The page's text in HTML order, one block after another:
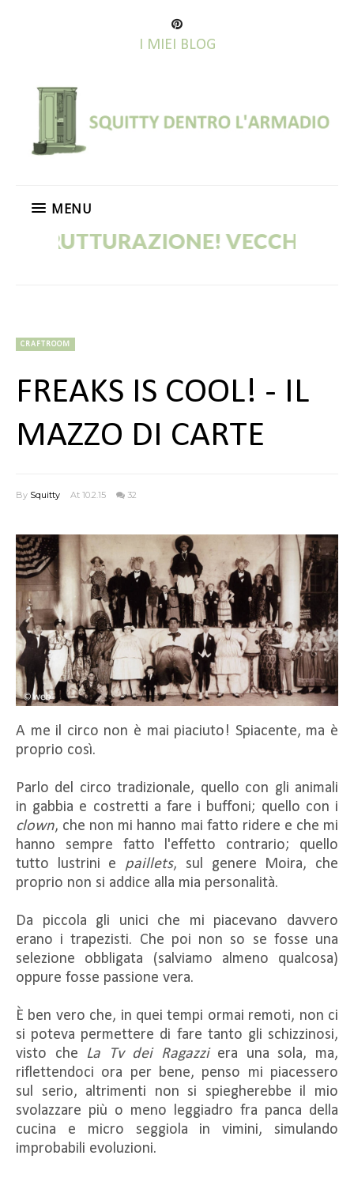
I MIEI BLOG
MENU
VECCHI POST IN
CRAFTROOM
FREAKS IS COOL! - IL
MAZZO DI CARTE
By Squitty At 10.2.15 32
A me il circo non è mai piaciuto! Spiacente, ma è
proprio così.
Parlo del circo tradizionale, quello con gli animali
in gabbia e costretti a fare i buffoni; quello con i
clown, che non mi hanno mai fatto ridere e che mi
hanno sempre fatto l'effetto contrario; quello
tutto lustrini e paillets, sul genere Moira, che
proprio non si addice alla mia personalità.
Da piccola gli unici che mi piacevano davvero
erano i trapezisti. Che poi non so se fosse una
selezione obbligata (salviamo almeno qualcosa)
oppure fosse passione vera.
È ben vero che, in quei tempi ormai remoti, non ci
si poteva permettere di fare tanto gli schizzinosi,
visto che La Tv dei Ragazziera una sola, ma,
riflettendoci ora per bene, penso mi piacessero
sul serio, altrimenti non si spiegherebbe il mio
svolazzare più o meno leggiadro fra panca della
cucina e micro seggiola in vimini, simulando
improbabili evoluzioni.